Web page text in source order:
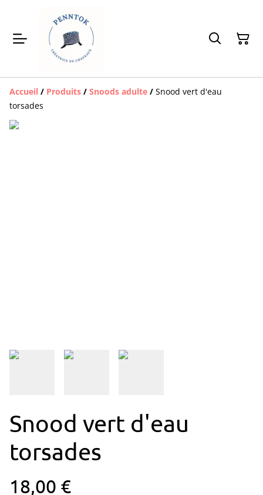
Accueil / Produits / Snoods adulte / Snood vert d'eau
torsades
Snood vert d'eau
torsades
18,00 €